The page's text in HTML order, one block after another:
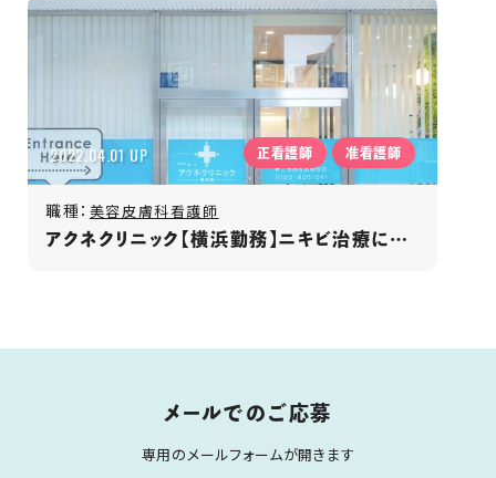
2022.04.01 UP 正看護師 准看護師
職種： 美容皮膚科看護師
アクネクリニック【横浜勤務】ニキビ治療に特化した美容皮膚科／賞与4か月／残業少＆全額支給
メールでのご応募
専用のメールフォームが開きます